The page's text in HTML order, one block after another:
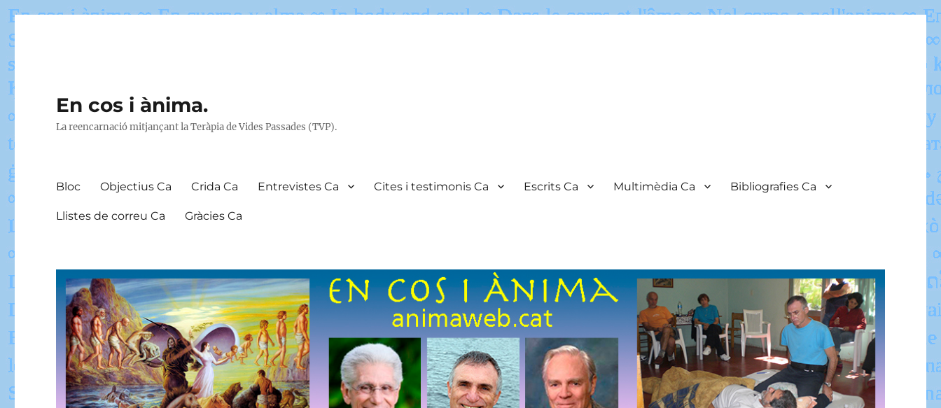
En cos i ànima.
La reencarnació mitjançant la Teràpia de Vides Passades (TVP).
Bloc Objectius Ca Crida Ca Entrevistes Ca Cites i testimonis Ca Escrits Ca Multimèdia Ca Bibliografies Ca
Llistes de correu Ca Gràcies Ca